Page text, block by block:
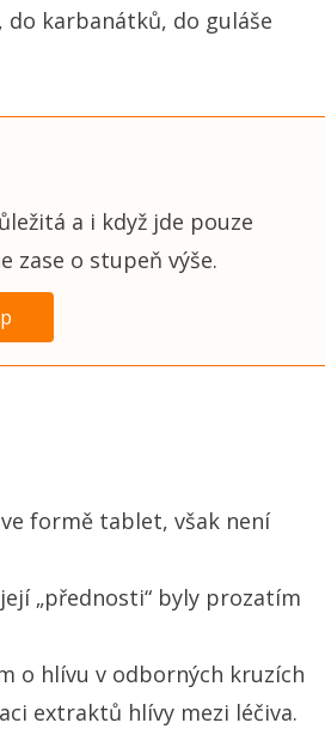
do karbanátků, do guláše
a i když jde pouze
zase o stupeň výše.
formě tablet, však není
„přednosti“ byly prozatím
o hlívu v odborných kruzích
extraktů hlívy mezi léčiva.